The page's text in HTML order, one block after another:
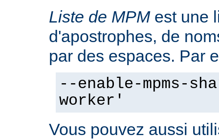
Liste de MPMest une
d'apostrophes, de
par des espaces. Par
--enable-mpms-
worker'
Vous pouvez aussi